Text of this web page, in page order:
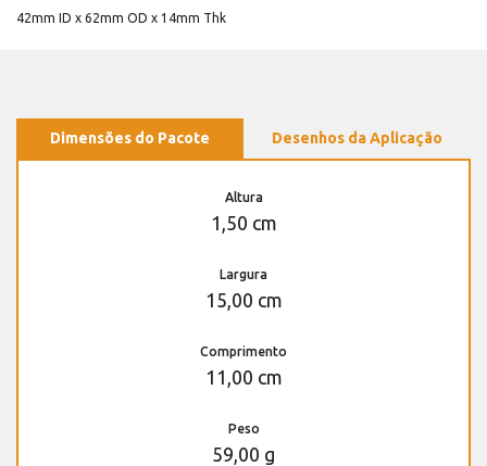
42mm ID x 62mm OD x 14mm Thk
Dimensões do Pacote Desenhos da Aplicação
Altura
1,50 cm
Largura
15,00 cm
Comprimento
11,00 cm
Peso
59,00 g